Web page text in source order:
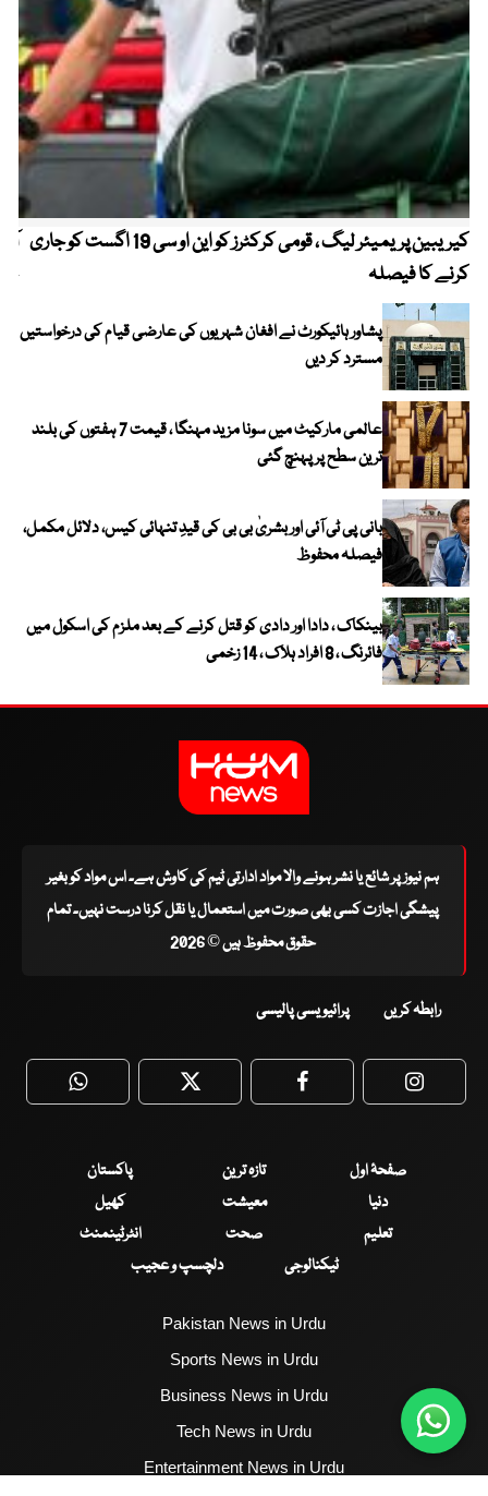
کیریبین پریمیئر لیگ ، قومی کرکٹرز کو این او سی 19 اگست کو جاری
کرنے کا فیصلہ
پشاور ہائیکورٹ نے افغان شہریوں کی عارضی قیام کی درخواستیں
مسترد کر دیں
عالمی مارکیٹ میں سونا مزید مہنگا ، قیمت 7 ہفتوں کی بلند
ترین سطح پر پہنچ گئی
بانی پی ٹی آئی اور بشریٰ بی بی کی قیدِ تنہائی کیس، دلائل مکمل،
فیصلہ محفوظ
بینکاک ، دادا اور دادی کو قتل کرنے کے بعد ملزم کی اسکول میں
فائرنگ ، 8 افراد ہلاک ، 14 زخمی
ہم نیوز پر شائع یا نشر ہونے والا مواد ادارتی ٹیم کی کاوش ہے۔ اس مواد کو بغیر
پیشگی اجازت کسی بھی صورت میں استعمال یا نقل کرنا درست نہیں۔ تمام
حقوق محفوظ ہیں © 2026
رابطہ کریں پرائیویسی پالیسی
WhatsApp Twitter Facebook
صفحۂ اول تازہ ترین
پاکستان
دنیا
معیشت
کھیل
تعلیم
صحت
انٹرٹینمنٹ
ٹیکنالوجی
دلچسپ و عجیب
Pakistan News in Urdu
Sports News in Urdu
Business News in Urdu
Tech News in Urdu
Entertainment News in Urdu